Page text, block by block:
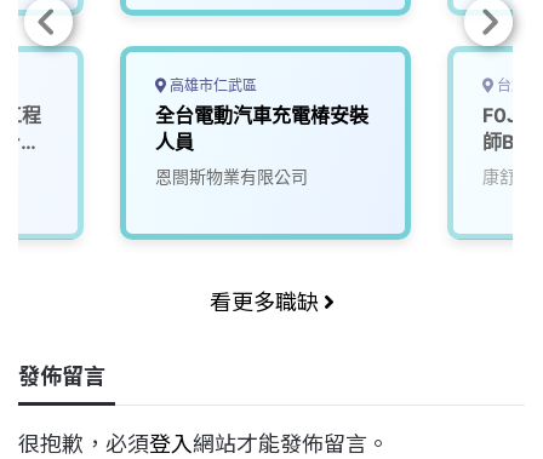
程
高雄市仁武區
全台電動汽車充電椿安裝
人員
恩閤斯物業有限公司
台北
F0J3-
師
(AI)(
康舒科
看更多職缺
發佈留言
很抱歉，必須登入網站才能發佈留言。